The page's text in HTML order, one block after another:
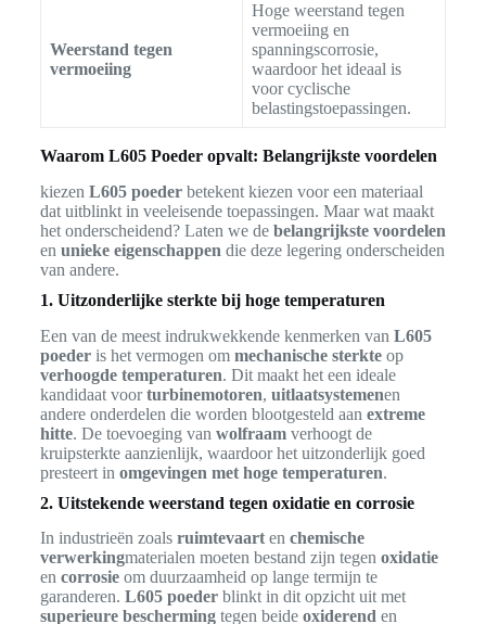
Weerstand tegen
vermoeiing
Hoge weerstand tegen
vermoeiing en
spanningscorrosie,
waardoor het ideaal is
voor cyclische
belastingstoepassingen.
Waarom L605 Poeder opvalt: Belangrijkste voordelen
kiezen L605 poederbetekent kiezen voor een materiaal
dat uitblinkt in veeleisende toepassingen. Maar wat maakt
het onderscheidend? Laten we de belangrijkste voordelen
en unieke eigenschappen die deze legering onderscheiden
van andere.
1. Uitzonderlijke sterkte bij hoge temperaturen
Een van de meest indrukwekkende kenmerken van L605
poederis het vermogen om mechanische sterkteop
verhoogde temperaturen. Dit maakt het een ideale
kandidaat voorturbinemotoren, uitlaatsystemenen
andere onderdelen die worden blootgesteld aan extreme
hitte. De toevoeging van wolfraamverhoogt de
kruipsterkte aanzienlijk, waardoor het uitzonderlijk goed
presteert in omgevingen met hoge temperaturen.
2. Uitstekende weerstand tegen oxidatie en corrosie
In industrieën zoals ruimtevaarten chemische
verwerkingmaterialen moeten bestand zijn tegen oxidatie
en corrosieom duurzaamheid op lange termijn te
garanderen. L605 poederblinkt in dit opzicht uit met
superieure beschermingtegen beide oxiderenden